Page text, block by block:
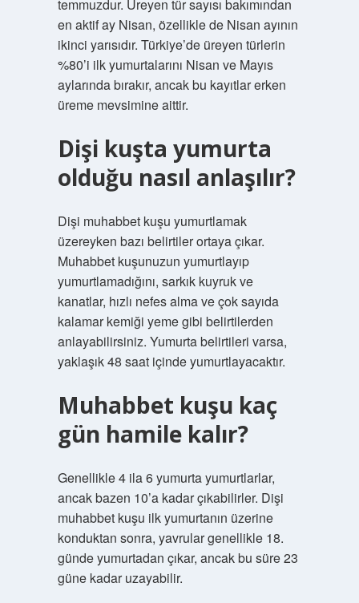
temmuzdur. Üreyen tür sayısı bakımından
en aktif ay Nisan, özellikle de Nisan ayının
ikinci yarısıdır. Türkiye’de üreyen türlerin
%80’i ilk yumurtalarını Nisan ve Mayıs
aylarında bırakır, ancak bu kayıtlar erken
üreme mevsimine aittir.
Dişi kuşta yumurta
olduğu nasıl anlaşılır?
Dişi muhabbet kuşu yumurtlamak
üzereyken bazı belirtiler ortaya çıkar.
Muhabbet kuşunuzun yumurtlayıp
yumurtlamadığını, sarkık kuyruk ve
kanatlar, hızlı nefes alma ve çok sayıda
kalamar kemiği yeme gibi belirtilerden
anlayabilirsiniz. Yumurta belirtileri varsa,
yaklaşık 48 saat içinde yumurtlayacaktır.
Muhabbet kuşu kaç
gün hamile kalır?
Genellikle 4 ila 6 yumurta yumurtlarlar,
ancak bazen 10’a kadar çıkabilirler. Dişi
muhabbet kuşu ilk yumurtanın üzerine
konduktan sonra, yavrular genellikle 18.
günde yumurtadan çıkar, ancak bu süre 23
güne kadar uzayabilir.